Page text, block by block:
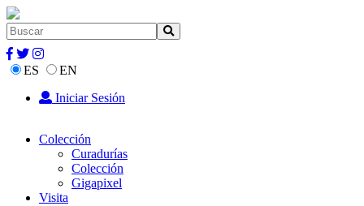
ES
EN
Iniciar Sesión
Colección
Curadurías
Colección
Gigapixel
Visita